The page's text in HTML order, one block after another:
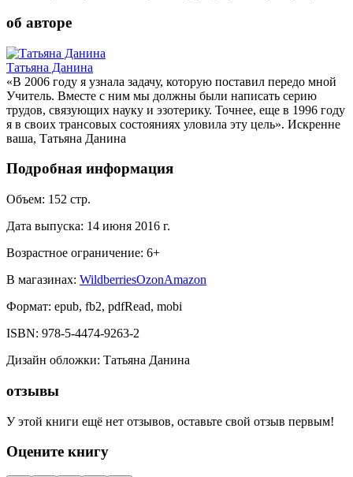
об авторе
Татьяна Данина
«В 2006 году я узнала задачу, которую поставил передо мной
Учитель. Вместе с ним мы должны были написать серию
трудов, связующих науку и эзотерику. Точнее, еще в 1996 году
я в своих трансовых состояниях уловила эту цель». Искренне
ваша, Татьяна Данина
Подробная информация
Объем: 152 стр.
Дата выпуска: 14 июня 2016 г.
Возрастное ограничение: 6+
В магазинах: WildberriesOzonAmazon
Формат: epub, fb2, pdfRead, mobi
ISBN: 978-5-4474-9263-2
Дизайн обложки: Татьяна Данина
отзывы
У этой книги ещё нет отзывов, оставьте свой отзыв первым!
Оцените книгу